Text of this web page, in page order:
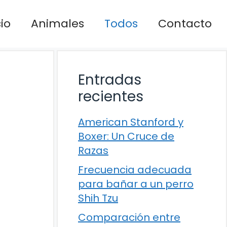
Animales Todos Contacto
Entradas
recientes
American Stanford y
Boxer: Un Cruce de
Razas
Frecuencia adecuada
para bañar a un perro
Shih Tzu
Comparación entre